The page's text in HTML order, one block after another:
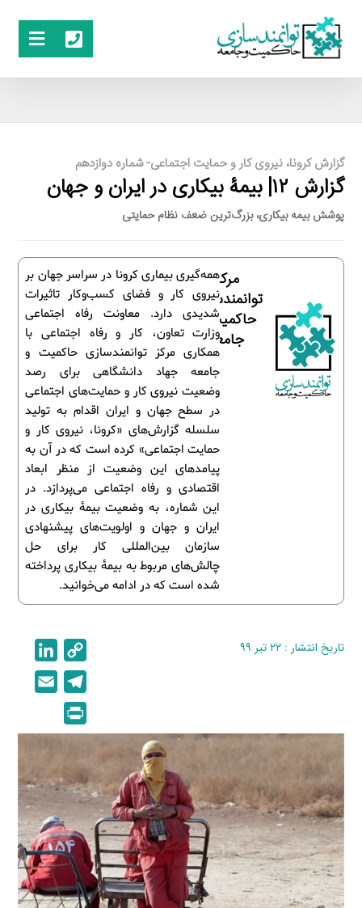
گزارش کرونا، نیروی کار و حمایت اجتماعی- شماره دوازدهم
گزارش ۱۲| بیمۀ بیکاری در ایران و جهان
پوشش بیمه بیکاری، بزرگ‌ترین ضعف نظام حمایتی
همه‌گیری بیماری کرونا در سراسر جهان بر
نیروی کار و فضای کسب‌وکار تاثیرات
شدیدی دارد. معاونت رفاه اجتماعی
وزارت تعاون، کار و رفاه اجتماعی با
همکاری مرکز توانمندسازی حاکمیت و
جامعه جهاد دانشگاهی برای رصد
وضعیت نیروی کار و حمایت‌های اجتماعی
در سطح جهان و ایران اقدام به تولید
سلسله گزارش‌های «کرونا، نیروی کار و
حمایت اجتماعی» کرده است که در آن به
پیامدهای این وضعیت از منظر ابعاد
اقتصادی و رفاه اجتماعی می‌پردازد. در
این شماره، به وضعیت بیمۀ بیکاری در
ایران و جهان و اولویت‌های پیشنهادی
سازمان بین‌المللی کار برای حل
چالش‌های مربوط به بیمۀ بیکاری پرداخته
شده است که در ادامه می‌خوانید.
مرکز
توانمندسازی
حاکمیت و
جامعه
تاریخ انتشار : ۲۲ تیر ۹۹
o
p
y
L
n
k
i
n
e
I
n
e
l
g
r
a
m
r
n